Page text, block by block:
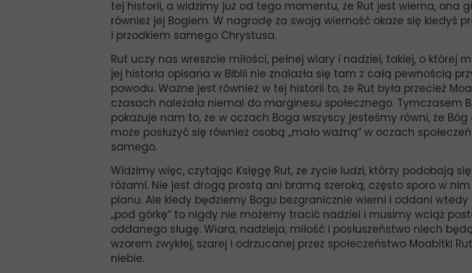
tej historii, a widzimy już od tego momentu, że Rut jest wierna, ona
również jej Bogiem. W nagrodę za swoją wierność okaże się kiedyś
i przodkiem samego Chrystusa.
Rut uczy nas wreszcie miłości, pełnej wiary i nadziei, takiej, o której
jej historia opisana w Biblii nie znalazła się tam z całą pewnością
powodu. Ważne jest również w tej historii to, że Rut była przecież
czasach należała niemal do marginesu społecznego. Tymczasem
pokazuje nam to, że w oczach Boga wszyscy jesteśmy równi, że
może posłużyć się również osobą „mało ważną” w oczach
samego.
Widzimy więc, czytając Księgę Rut, że życie ludzi, którzy podobają
różami. Nie jest drogą prostą ani bramą szeroką, często sporo w
planu. Ale kiedy będziemy Bogu bezgranicznie wierni i oddani
„pod górkę” to nigdy nie możemy tracić nadziei i musimy wciąż
oddanego sługę. Wiara, nadzieja, miłość i posłuszeństwo niech
wzorem zwykłej, szarej i odrzucanej przez społeczeństwo Moabitki
niebie.